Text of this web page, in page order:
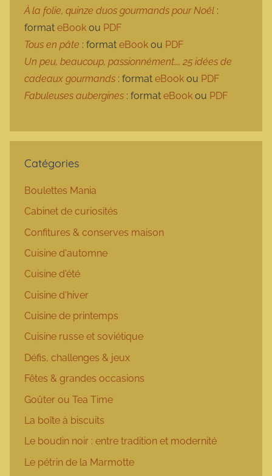
À la folie, quinze duos gourmands pour Noël :
format eBook ou PDF
Tous en pâte : format eBook ou PDF
Un peu, beaucoup, passionnément…, 25 idées de
cadeaux gourmands : format eBook ou PDF
Fabuleuses aubergines : format eBook ou PDF
Catégories
Boulettes Mania
Cabinet de curiosités
Confitures & conserves maison
Cuisine d'automne
Cuisine d'été
Cuisine d'hiver
Cuisine de printemps
Cuisine russe et soviétique
Défis, challenges & jeux
Fêtes & grandes occasions
Goûter ou Tea Time
La boîte à biscuits
Le boudin noir : entre tradition et modernité
Le pétrin de la Marmotte